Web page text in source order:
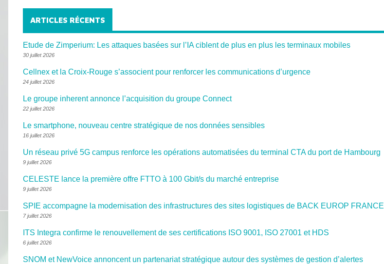
ARTICLES RÉCENTS
Etude de Zimperium: Les attaques basées sur l’IA ciblent de plus en plus les terminaux mobiles
30 juillet 2026
Cellnex et la Croix-Rouge s’associent pour renforcer les communications d’urgence
24 juillet 2026
Le groupe inherent annonce l’acquisition du groupe Connect
22 juillet 2026
Le smartphone, nouveau centre stratégique de nos données sensibles
16 juillet 2026
Un réseau privé 5G campus renforce les opérations automatisées du terminal CTA du port de Hambourg
9 juillet 2026
CELESTE lance la première offre FTTO à 100 Gbit/s du marché entreprise
9 juillet 2026
SPIE accompagne la modernisation des infrastructures des sites logistiques de BACK EUROP FRANCE
7 juillet 2026
ITS Integra confirme le renouvellement de ses certifications ISO 9001, ISO 27001 et HDS
6 juillet 2026
SNOM et NewVoice annoncent un partenariat stratégique autour des systèmes de gestion d’alertes